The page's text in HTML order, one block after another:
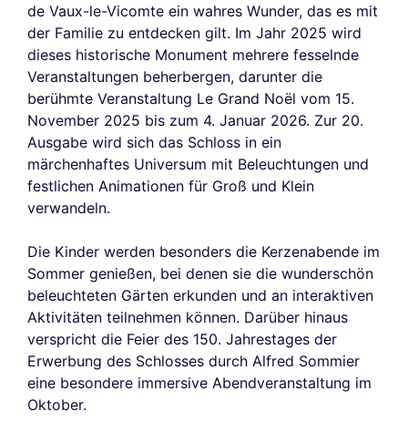
de Vaux-le-Vicomte ein wahres Wunder, das es mit
der Familie zu entdecken gilt. Im Jahr 2025 wird
dieses historische Monument mehrere fesselnde
Veranstaltungen beherbergen, darunter die
berühmte Veranstaltung Le Grand Noël vom 15.
November 2025 bis zum 4. Januar 2026. Zur 20.
Ausgabe wird sich das Schloss in ein
märchenhaftes Universum mit Beleuchtungen und
festlichen Animationen für Groß und Klein
verwandeln.
Die Kinder werden besonders die Kerzenabende im
Sommer genießen, bei denen sie die wunderschön
beleuchteten Gärten erkunden und an interaktiven
Aktivitäten teilnehmen können. Darüber hinaus
verspricht die Feier des 150. Jahrestages der
Erwerbung des Schlosses durch Alfred Sommier
eine besondere immersive Abendveranstaltung im
Oktober.